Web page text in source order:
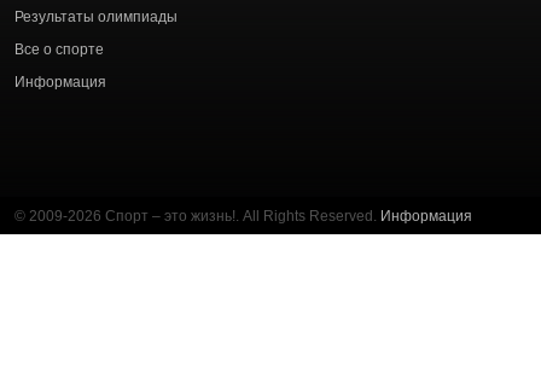
Результаты олимпиады
Все о спорте
Информация
© 2009-2026 Спорт – это жизнь!. All Rights Reserved. Информация